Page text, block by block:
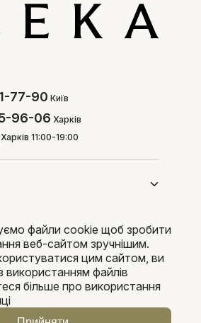
77-90 Київ
96-06 Харків
11:00-19:00
файли cookie щоб зробити
веб-сайтом зручнішим.
цим сайтом, ви
використанням файлів
більше про використання